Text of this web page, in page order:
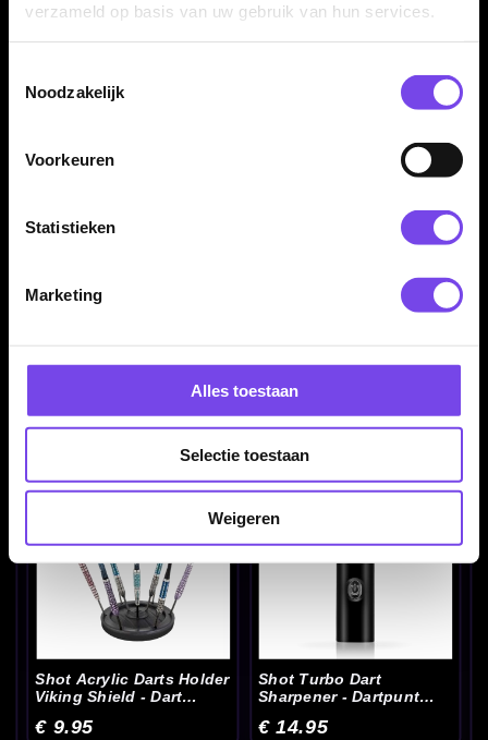
verzameld op basis van uw gebruik van hun services.
Noodzakelijk
Voorkeuren
Statistieken
Marketing
Alles toestaan
Selectie toestaan
Weigeren
O-rings Rubber - Shaft
Accessoires
Ruthless Display Arc 12
Shot Acrylic 1 Set Dart
Display Holder - Dart
Accessoires
€ 9.95
Shot Acrylic 2 Set Dart
Display Holder - Dart
Accessoires
€ 12.95
Shot Acrylic Darts Holder
Viking Shield - Dart
€ 9.95
Shot Turbo Dart
Sharpener - Dartpunt
€ 14.95